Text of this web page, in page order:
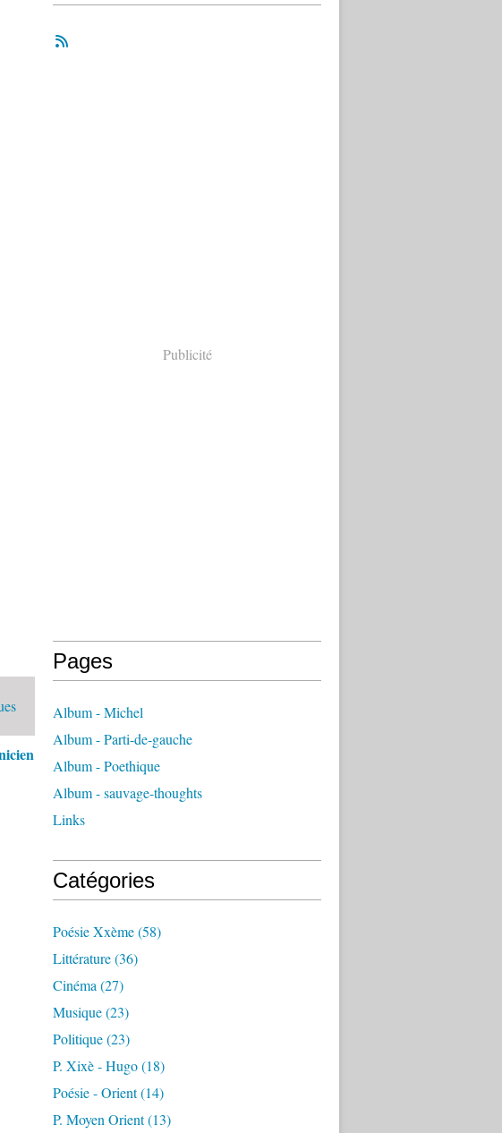
Publicité
Pages
Album - Michel
Album - Parti-de-gauche
Album - Poethique
Album - sauvage-thoughts
Links
Catégories
Poésie Xxème(58)
Littérature(36)
Cinéma (27)
Musique(23)
Politique(23)
P. Xixè - Hugo(18)
Poésie - Orient(14)
P. Moyen Orient(13)